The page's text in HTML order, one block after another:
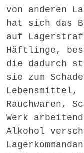
von anderen
hat sich das
auf
Häftlinge,
die dadurch
sie zum
Lebensmittel,
Rauchwaren,
Werk
Alkohol